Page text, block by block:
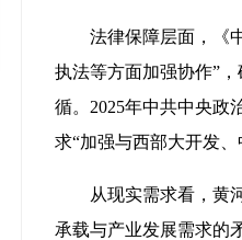
法律保障层面，《中
执法等方面加强协作”
循。2025年中共中央政
求“加强与西部大开发
从现实需求看，黄河
承载与产业发展需求的